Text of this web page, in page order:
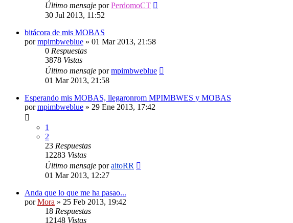
Último mensaje porPerdomoCT
30 Jul 2013, 11:52
bitácora de mis MOBAS
pormpimbweblue » 01 Mar 2013, 21:58
0 Respuestas
3878 Vistas
Último mensaje pormpimbweblue
01 Mar 2013, 21:58
Esperando mis MOBAS, llegaronrom MPIMBWES y MOBAS
pormpimbweblue » 29 Ene 2013, 17:42
1
2
23 Respuestas
12283 Vistas
Último mensaje poraitoRR
01 Mar 2013, 12:27
Anda que lo que me ha pasao...
porMora » 25 Feb 2013, 19:42
18 Respuestas
12148 Vistas